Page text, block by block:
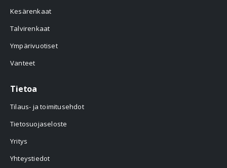
Kesärenkaat
Talvirenkaat
Ympärivuotiset
Vanteet
Tietoa
Tilaus- ja toimitusehdot
Tietosuojaseloste
Yritys
Yhteystiedot